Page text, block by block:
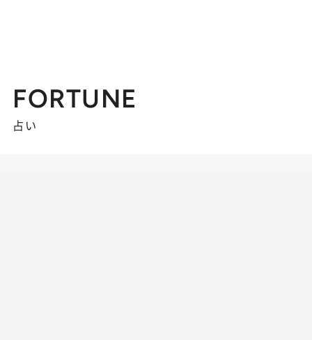
FORTUNE
占い